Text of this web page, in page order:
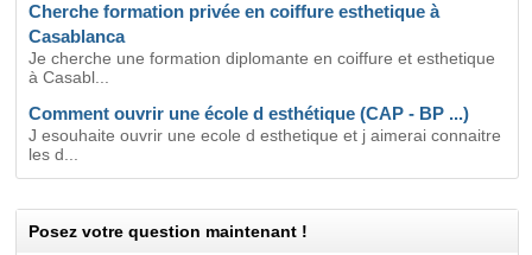
Cherche formation privée en coiffure esthetique à
Casablanca
Je cherche une formation diplomante en coiffure et esthetique
à Casabl...
Comment ouvrir une école d esthétique (CAP - BP ...)
J esouhaite ouvrir une ecole d esthetique et j aimerai connaitre
les d...
Posez votre question maintenant !